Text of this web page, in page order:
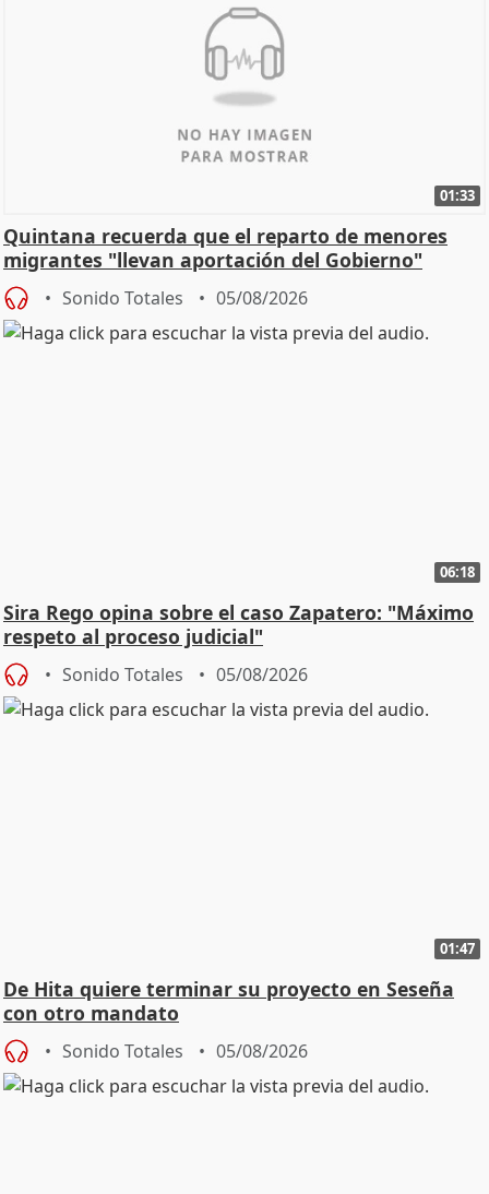
01:33
Quintana recuerda que el reparto de menores
migrantes "llevan aportación del Gobierno"
central
Sonido Totales 05/08/2026
06:18
Sira Rego opina sobre el caso Zapatero: "Máximo
respeto al proceso judicial"
Sonido Totales 05/08/2026
01:47
De Hita quiere terminar su proyecto en Seseña
con otro mandato
Sonido Totales 05/08/2026